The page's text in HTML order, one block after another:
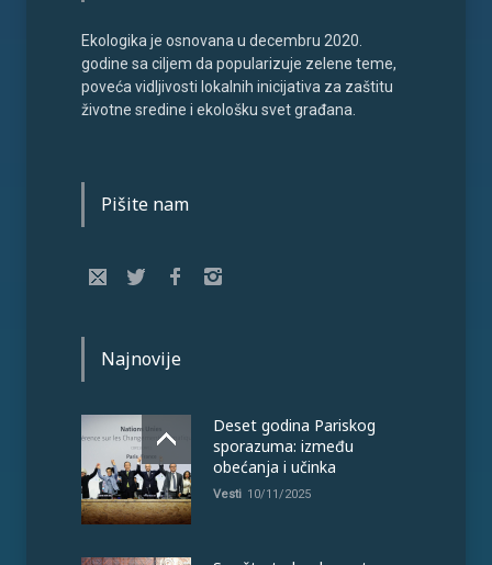
Ekologika je osnovana u decembru 2020.
godine sa ciljem da popularizuje zelene teme,
poveća vidljivosti lokalnih inicijativa za zaštitu
životne sredine i ekološku svet građana.
Pišite nam
Najnovije
Deset godina Pariskog
sporazuma: između
obećanja i učinka
Vesti 10/11/2025